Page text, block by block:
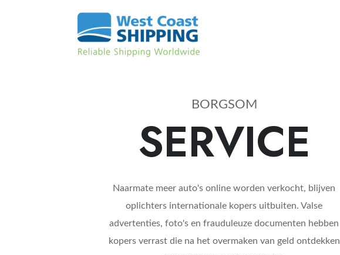
BORGSOM
SERVICE
Naarmate meer auto's online worden verkocht, blijven
oplichters internationale kopers uitbuiten. Valse
advertenties, foto's en frauduleuze documenten hebben
kopers verrast die na het overmaken van geld ontdekken